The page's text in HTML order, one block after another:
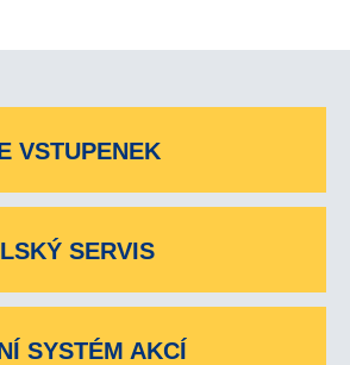
VSTUPENEK
SERVIS
SYSTÉM AKCÍ